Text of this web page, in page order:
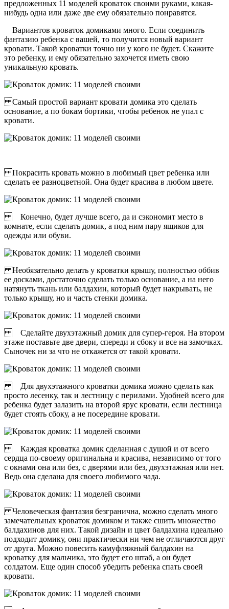
предложенных 11 моделей кроваток своими руками, какая-
нибудь одна или даже две ему обязательно понравятся.
Вариантов кроваток домиками много. Если соединить
фантазию ребенка с вашей, то получится новый вариант
кровати. Такой кроватки точно ни у кого не будет. Скажите
это ребенку, и ему обязательно захочется иметь свою
уникальную кровать.
Самый простой вариант кровати домика это сделать
основание, а по бокам бортики, чтобы ребенок не упал с
кровати.
Покрасить кровать можно в любимый цвет ребенка или
сделать ее разноцветной. Она будет красива в любом цвете.
Конечно, будет лучше всего, да и сэкономит место в
комнате, если сделать домик, а под ним пару ящиков для
одежды или обуви.
Необязательно делать у кроватки крышу, полностью оббив
ее досками, достаточно сделать только основание, а на него
натянуть ткань или балдахин, который будет накрывать, не
только крышу, но и часть стенки домика.
Сделайте двухэтажный домик для супер-героя. На втором
этаже поставьте две двери, спереди и сбоку и все на замочках.
Сыночек ни за что не откажется от такой кровати.
Для двухэтажного кроватки домика можно сделать как
просто лесенку, так и лестницу с перилами. Удобней всего для
ребенка будет залазить на второй ярус кровати, если лестница
будет стоять сбоку, а не посередине кровати.
Каждая кроватка домик сделанная с душой и от всего
сердца по-своему оригинальна и красива, независимо от того
с окнами она или без, с дверями или без, двухэтажная или нет.
Ведь она сделана для своего любимого чада.
Человеческая фантазия безгранична, можно сделать много
замечательных кроваток домиком и также сшить множество
балдахинов для них. Такой дизайн и цвет балдахина идеально
подходит домику, они практически ни чем не отличаются друг
от друга. Можно повесить камуфляжный балдахин на
кроватку для мальчика, это будет его штаб, а он будет
солдатом. Еще один способ убедить ребенка спать своей
кровати.